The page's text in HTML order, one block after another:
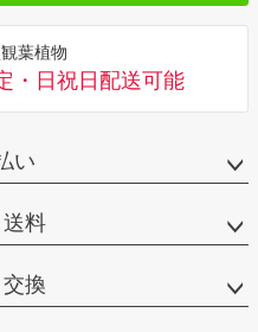
葉植物
・日祝日配送可能
い
料
換